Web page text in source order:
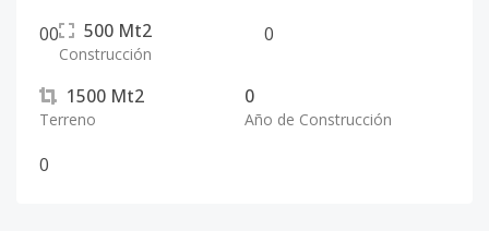
00 500 Mt2
Construcción
0
1500 Mt2
Terreno
0
Año de Construcción
0